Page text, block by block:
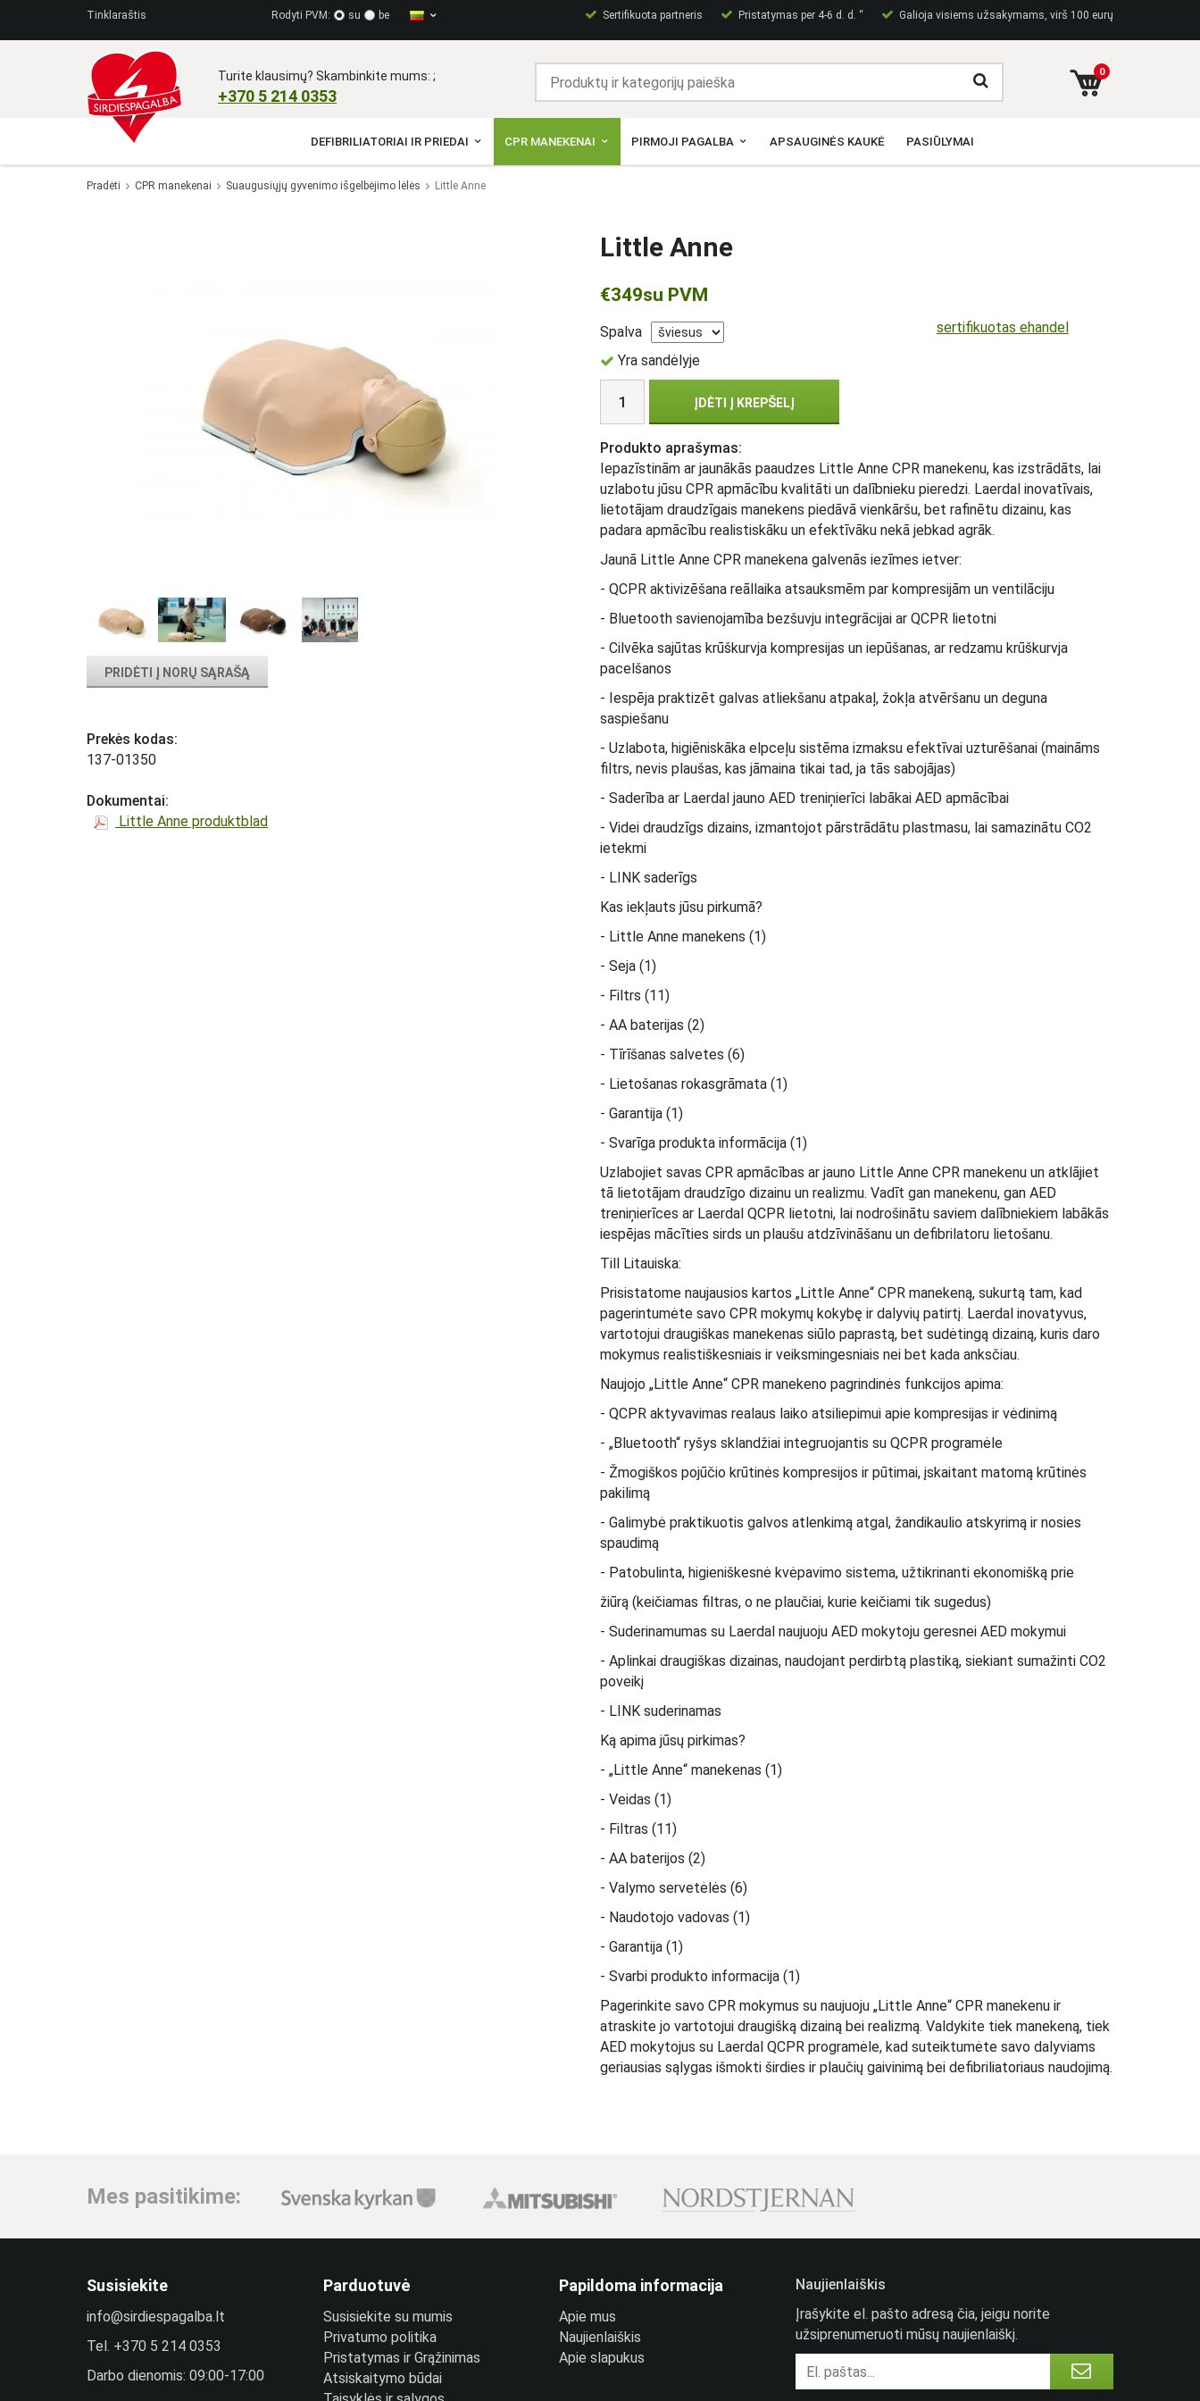
Tinklaraštis Sertifikuota partneris Pristatymas per 4-6 d. d. “ Galioja visiems užsakymams, virš 100 eurų
Rodyti PVM: su be
0
Turite klausimų? Skambinkite mums: ;
+370 5 214 0353​
DEFIBRILIATORIAI IR PRIEDAI CPR MANEKENAI PIRMOJI PAGALBA APSAUGINĖS KAUKĖ PASIŪLYMAI
Pradėti CPR manekenai Suaugusiųjų gyvenimo išgelbėjimo lėlės Little Anne
Little Anne
sertifikuotas ehandel
€349su PVM
Spalva
Yra sandėlyje
ĮDĖTI Į KREPŠELĮ
Produkto aprašymas:
Iepazīstinām ar jaunākās paaudzes Little Anne CPR manekenu, kas izstrādāts, lai
uzlabotu jūsu CPR apmācību kvalitāti un dalībnieku pieredzi. Laerdal inovatīvais,
lietotājam draudzīgais manekens piedāvā vienkāršu, bet rafinētu dizainu, kas
padara apmācību realistiskāku un efektīvāku nekā jebkad agrāk.
Jaunā Little Anne CPR manekena galvenās iezīmes ietver:
- QCPR aktivizēšana reāllaika atsauksmēm par kompresijām un ventilāciju
- Bluetooth savienojamība bezšuvju integrācijai ar QCPR lietotni
- Cilvēka sajūtas krūškurvja kompresijas un iepūšanas, ar redzamu krūškurvja
pacelšanos
- Iespēja praktizēt galvas atliekšanu atpakaļ, žokļa atvēršanu un deguna
saspiešanu
- Uzlabota, higiēniskāka elpceļu sistēma izmaksu efektīvai uzturēšanai (maināms
filtrs, nevis plaušas, kas jāmaina tikai tad, ja tās sabojājas)
- Saderība ar Laerdal jauno AED treniņierīci labākai AED apmācībai
- Videi draudzīgs dizains, izmantojot pārstrādātu plastmasu, lai samazinātu CO2
ietekmi
- LINK saderīgs
Kas iekļauts jūsu pirkumā?
- Little Anne manekens (1)
- Seja (1)
- Filtrs (11)
- AA baterijas (2)
- Tīrīšanas salvetes (6)
- Lietošanas rokasgrāmata (1)
- Garantija (1)
- Svarīga produkta informācija (1)
Uzlabojiet savas CPR apmācības ar jauno Little Anne CPR manekenu un atklājiet
tā lietotājam draudzīgo dizainu un realizmu. Vadīt gan manekenu, gan AED
treniņierīces ar Laerdal QCPR lietotni, lai nodrošinātu saviem dalībniekiem labākās
iespējas mācīties sirds un plaušu atdzīvināšanu un defibrilatoru lietošanu.
Till Litauiska:
Prisistatome naujausios kartos „Little Anne“ CPR manekeną, sukurtą tam, kad
pagerintumėte savo CPR mokymų kokybę ir dalyvių patirtį. Laerdal inovatyvus,
vartotojui draugiškas manekenas siūlo paprastą, bet sudėtingą dizainą, kuris daro
mokymus realistiškesniais ir veiksmingesniais nei bet kada anksčiau.
Naujojo „Little Anne“ CPR manekeno pagrindinės funkcijos apima:
- QCPR aktyvavimas realaus laiko atsiliepimui apie kompresijas ir vėdinimą
- „Bluetooth“ ryšys sklandžiai integruojantis su QCPR programėle
- Žmogiškos pojūčio krūtinės kompresijos ir pūtimai, įskaitant matomą krūtinės
pakilimą
- Galimybė praktikuotis galvos atlenkimą atgal, žandikaulio atskyrimą ir nosies
spaudimą
- Patobulinta, higieniškesnė kvėpavimo sistema, užtikrinanti ekonomišką prie
žiūrą (keičiamas filtras, o ne plaučiai, kurie keičiami tik sugedus)
- Suderinamumas su Laerdal naujuoju AED mokytoju geresnei AED mokymui
- Aplinkai draugiškas dizainas, naudojant perdirbtą plastiką, siekiant sumažinti CO2
poveikį
- LINK suderinamas
Ką apima jūsų pirkimas?
- „Little Anne“ manekenas (1)
- Veidas (1)
- Filtras (11)
- AA baterijos (2)
- Valymo servetėlės (6)
- Naudotojo vadovas (1)
- Garantija (1)
- Svarbi produkto informacija (1)
Pagerinkite savo CPR mokymus su naujuoju „Little Anne“ CPR manekenu ir
atraskite jo vartotojui draugišką dizainą bei realizmą. Valdykite tiek manekeną, tiek
AED mokytojus su Laerdal QCPR programėle, kad suteiktumėte savo dalyviams
geriausias sąlygas išmokti širdies ir plaučių gaivinimą bei defibriliatoriaus naudojimą.
PRIDĖTI Į NORŲ SĄRAŠĄ
Prekės kodas:
137-01350
Dokumentai:
Little Anne produktblad
Mes pasitikime:
Susisiekite
info@sirdiespagalba.lt
Tel. +370 5 214 0353
Darbo dienomis: 09:00-17:00
Parduotuvė
Susisiekite su mumis
Privatumo politika
Pristatymas ir Grąžinimas
Atsiskaitymo būdai
Papildoma informacija
Apie mus
Naujienlaiškis
Apie slapukus
Naujienlaiškis
Įrašykite el. pašto adresą čia, jeigu norite
užsiprenumeruoti mūsų naujienlaiškį.